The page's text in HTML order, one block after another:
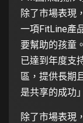
除了市場表現
一項FitLine產
要幫助的孩童
已達到年度支
區，提供長期
是共享的成功
除了市場表現